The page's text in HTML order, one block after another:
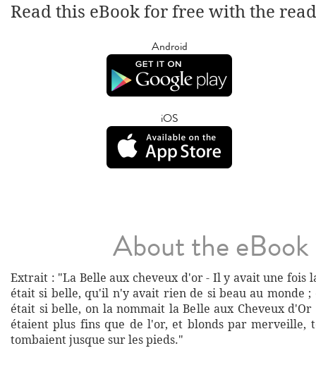
Read this eBook for free with the
Android
iOS
About the eBook
Extrait : "La Belle aux cheveux d'or - Il y avait une fois
était si belle, qu'il n'y avait rien de si beau au monde ;
était si belle, on la nommait la Belle aux Cheveux d'Or
étaient plus fins que de l'or, et blonds par merveille,
tombaient jusque sur les pieds."